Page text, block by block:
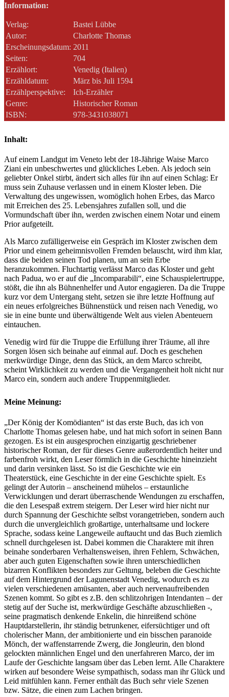
Information:
Verlag:
Bastei Lübbe
Autor:
Charlotte Thomas
Erscheinungsdatum: 2011
Seiten:
704
Erzählort:
Venedig (Italien)
Erzähldatum:
März bis Juli 1594
Erzählperspektive:
Ich-Erzähler
Genre:
Historischer Roman
ISBN:
978-3431038071
Inhalt:
Auf einem Landgut im Veneto lebt der 18-Jährige Waise Marco
Ziani ein unbeschwertes und glückliches Leben. Als jedoch sein
geliebter Onkel stirbt, ändert sich alles für ihn auf einen Schlag: Er
muss sein Zuhause verlassen und in einem Kloster leben. Die
Verwaltung des ungewissen, womöglich hohen Erbes, das Marco
mit Erreichen des 25. Lebensjahres zufallen soll, und die
Vormundschaft über ihn, werden zwischen einem Notar und einem
Prior aufgeteilt.
Als Marco zufälligerweise ein Gespräch im Kloster zwischen dem
Prior und einem geheimnisvollen Fremden belauscht, wird ihm klar,
dass die beiden seinen Tod planen, um an sein Erbe
heranzukommen. Fluchtartig verlässt Marco das Kloster und geht
nach Padua, wo er auf die „Incomparabili“, eine Schauspielertruppe,
stößt, die ihn als Bühnenhelfer und Autor engagieren. Da die Truppe
kurz vor dem Untergang steht, setzen sie ihre letzte Hoffnung auf
ein neues erfolgreiches Bühnenstück und reisen nach Venedig, wo
sie in eine bunte und überwältigende Welt aus vielen Abenteuern
eintauchen.
Venedig wird für die Truppe die Erfüllung ihrer Träume, all ihre
Sorgen lösen sich beinahe auf einmal auf. Doch es geschehen
merkwürdige Dinge, denn das Stück, an dem Marco schreibt,
scheint Wirklichkeit zu werden und die Vergangenheit holt nicht nur
Marco ein, sondern auch andere Truppenmitglieder.
Meine Meinung:
„Der König der Komödianten“ ist das erste Buch, das ich von
Charlotte Thomas gelesen habe, und hat mich sofort in seinen Bann
gezogen. Es ist ein ausgesprochen einzigartig geschriebener
historischer Roman, der für dieses Genre außerordentlich heiter und
farbenfroh wirkt, den Leser förmlich in die Geschichte hineinzieht
und darin versinken lässt. So ist die Geschichte wie ein
Theaterstück, eine Geschichte in der eine Geschichte spielt. Es
gelingt der Autorin – anscheinend mühelos – erstaunliche
Verwicklungen und derart überraschende Wendungen zu erschaffen,
die den Lesespaß extrem steigern. Der Leser wird hier nicht nur
durch Spannung der Geschichte selbst vorangetrieben, sondern auch
durch die unvergleichlich großartige, unterhaltsame und lockere
Sprache, sodass keine Langeweile auftaucht und das Buch ziemlich
schnell durchgelesen ist. Dabei kommen die Charaktere mit ihren
beinahe sonderbaren Verhaltensweisen, ihren Fehlern, Schwächen,
aber auch guten Eigenschaften sowie ihren unterschiedlichen
bizarren Konflikten besonders zur Geltung, beleben die Geschichte
auf dem Hintergrund der Lagunenstadt Venedig, wodurch es zu
vielen verschiedenen amüsanten, aber auch nervenaufreibenden
Szenen kommt. So gibt es z.B. den schlitzohrigen Intendanten – der
stetig auf der Suche ist, merkwürdige Geschäfte abzuschließen -,
seine pragmatisch denkende Enkelin, die hinreißend schöne
Hauptdarstellerin, ihr ständig betrunkener, eifersüchtiger und oft
cholerischer Mann, der ambitionierte und ein bisschen paranoide
Mönch, der waffenstarrende Zwerg, die Jongleurin, den blond
gelockten männlichen Engel und den unerfahreren Marco, der im
Laufe der Geschichte langsam über das Leben lernt. Alle Charaktere
wirken auf besondere Weise sympathisch, sodass man ihr Glück und
Leid mitfühlen kann. Ferner enthält das Buch sehr viele Szenen
bzw. Sätze, die einen zum Lachen bringen.